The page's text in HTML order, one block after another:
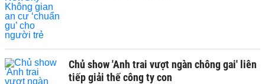
Chủ show 'Anh trai vượt ngàn chông gai' liên
tiếp giải thế công ty con